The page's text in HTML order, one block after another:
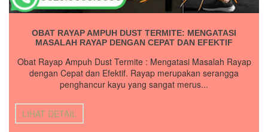
OBAT RAYAP AMPUH DUST TERMITE: MENGATASI
MASALAH RAYAP DENGAN CEPAT DAN EFEKTIF
Obat Rayap Ampuh Dust Termite : Mengatasi Masalah Rayap
dengan Cepat dan Efektif. Rayap merupakan serangga
penghancur kayu yang sangat merus...
LIHAT DETAIL